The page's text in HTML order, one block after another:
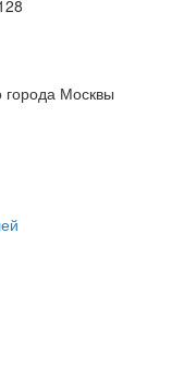
Москвы